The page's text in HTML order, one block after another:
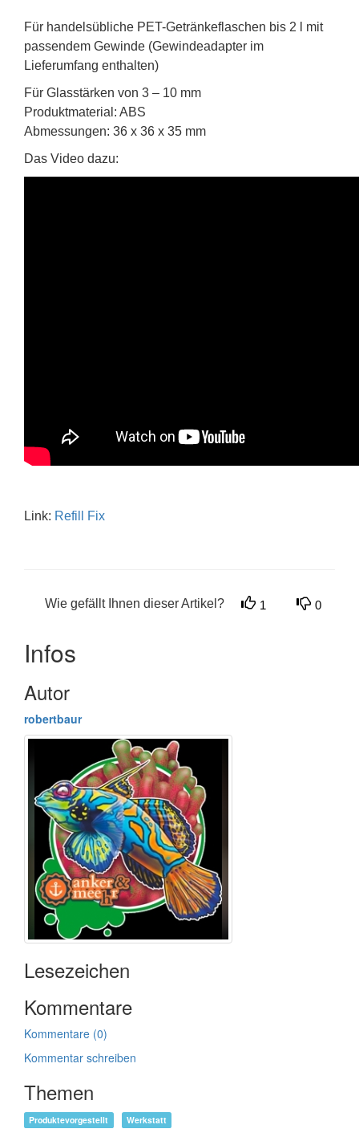
Für handelsübliche PET-Getränkeflaschen bis 2 l mit
passendem Gewinde (Gewindeadapter im
Lieferumfang enthalten)
Für Glasstärken von 3 – 10 mm
Produktmaterial: ABS
Abmessungen: 36 x 36 x 35 mm
Das Video dazu:
Link: Refill Fix
Wie gefällt Ihnen dieser Artikel? 1 0
Infos
Autor
robertbaur
Lesezeichen
Kommentare
Kommentare (0)
Kommentar schreiben
Themen
Produktevorgestellt Werkstatt